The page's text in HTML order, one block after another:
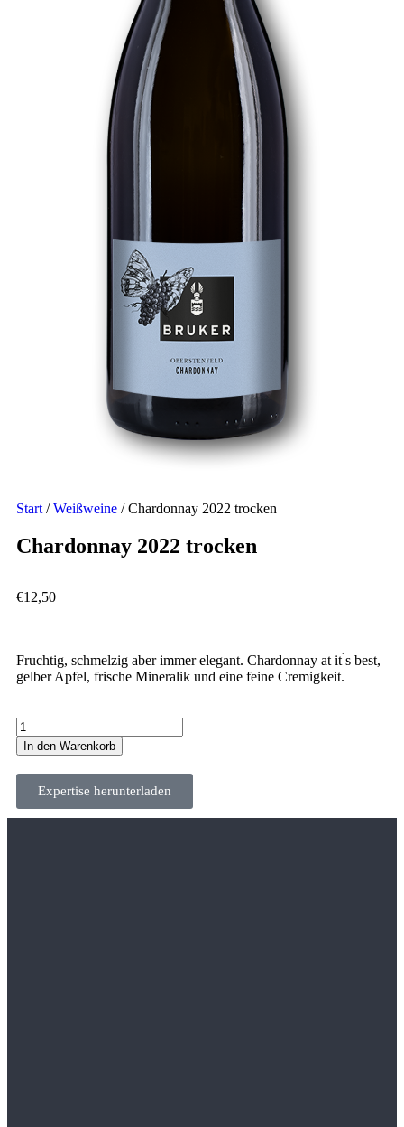
Start /Weißweine / Chardonnay 2022 trocken
Chardonnay 2022 trocken
€12,50
Fruchtig, schmelzig aber immer elegant. Chardonnay at it ́s best,
gelber Apfel, frische Mineralik und eine feine Cremigkeit.
In den Warenkorb
Expertise herunterladen